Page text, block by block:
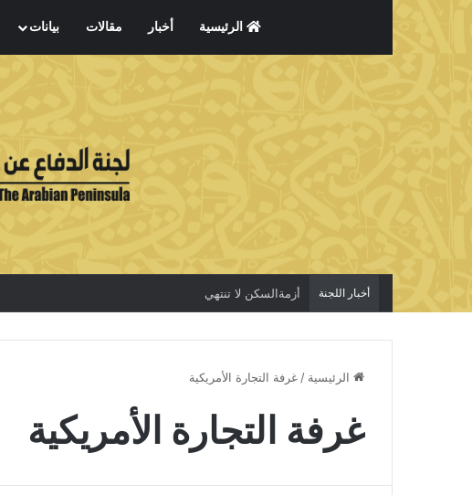
الرئيسية أخبار مقالات بيانات
أخبار اللجنة أزمةالسكن لا تنتهي
الرئيسية / غرفة التجارة الأمريكية
غرفة التجارة الأمريكية